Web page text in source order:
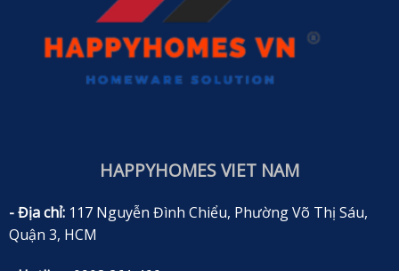
HAPPYHOMES VIET NAM
- Địa chỉ:117 Nguyễn Đình Chiểu, Phường Võ Thị Sáu,
Quận 3, HCM